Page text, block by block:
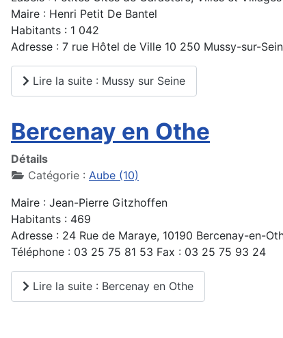
Maire : Henri Petit De Bantel
Habitants : 1 042
Adresse : 7 rue Hôtel de Ville 10 250 Mussy-sur-
Lire la suite : Mussy sur Seine
Bercenay en Othe
Détails
Catégorie : Aube (10)
Maire : Jean-Pierre Gitzhoffen
Habitants : 469
Adresse : 24 Rue de Maraye, 10190 Bercenay-en-
Téléphone : 03 25 75 81 53 Fax : 03 25 75 93 24
Lire la suite : Bercenay en Othe